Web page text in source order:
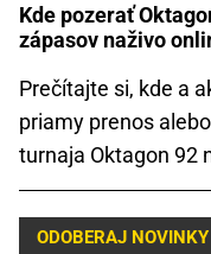
Kde pozerať
zápasov naživo
Prečítajte si, kde a
priamy prenos
turnaja Oktagon 92
ODOBERAJ